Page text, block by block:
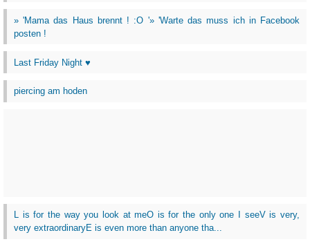
» 'Mama das Haus brennt ! :O '» 'Warte das muss ich in Facebook
posten !
Last Friday Night ♥
piercing am hoden
L is for the way you look at meO is for the only one I seeV is very,
very extraordinaryE is even more than anyone tha...